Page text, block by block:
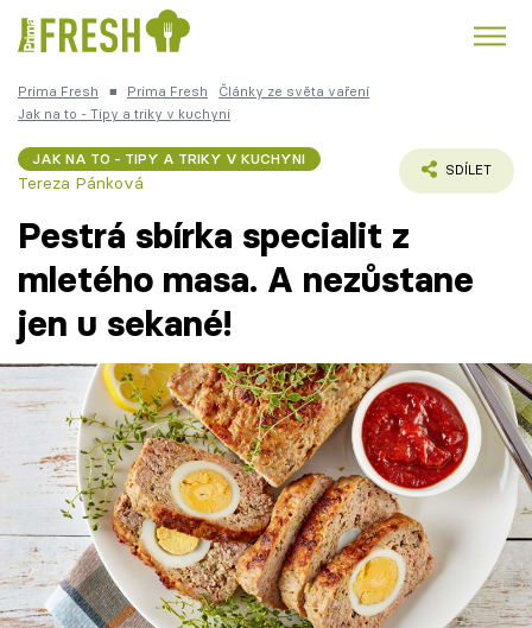
Trendy: Kuře Polévky k večeři
Česká kuchyně Čokoláda
Témata
Recepty
Články
TV Program
Škola vaření
Recepty z TV
Prima Fresh ■ Prima Fresh
Články ze světa vaření
Jak na to - Tipy a triky v kuchyni
JAK NA TO - TIPY A TRIKY V KUCHYNI
Tereza Pánková
SDÍLET
Pestrá sbírka specialit z
mletého masa. A nezůstane
jen u sekané!